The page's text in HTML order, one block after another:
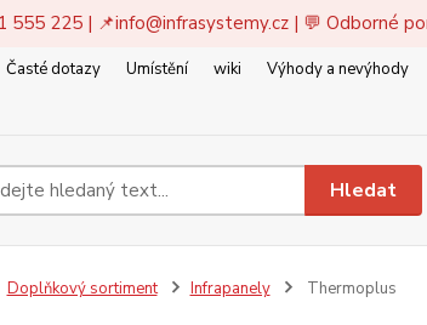
555 225 | 📌info@infrasystemy.cz| 💬 Odborné
Časté dotazy Umístění wiki Výhody a nevýhody
Hledat
Doplňkový sortiment Infrapanely Thermoplus